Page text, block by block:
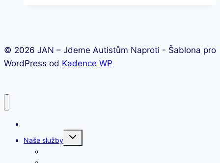
© 2026 JAN – Jdeme Autistům Naproti - Šablona pro
WordPress od Kadence WP
Naše služby
Toggle